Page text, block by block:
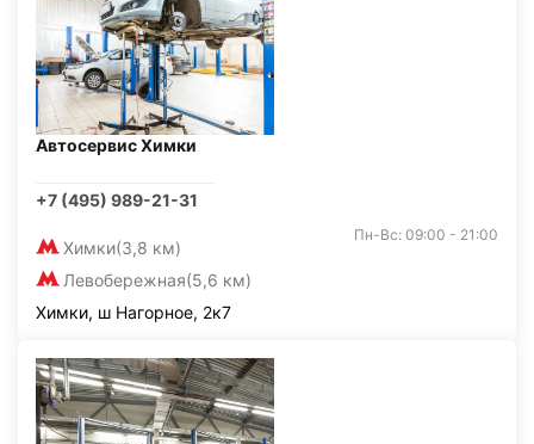
Автосервис Химки
+7 (495) 989-21-31
Химки(3,8 км)
Левобережная(5,6 км)
Пн-Вс: 09:00 - 21:00
Химки, ш Нагорное, 2к7